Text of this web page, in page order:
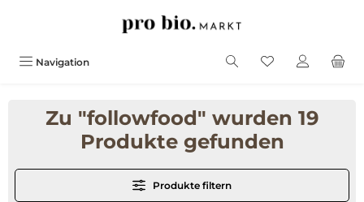
Navigation
Zu "followfood" wurden 19
Produkte gefunden
Produkte filtern